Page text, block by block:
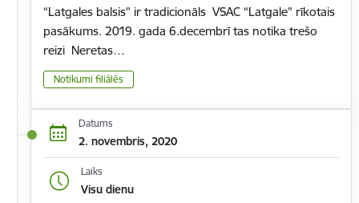
“Latgales balsis” ir tradicionāls VSAC “Latgale” rīkotais
pasākums. 2019. gada 6.decembrī tas notika trešo
reizi Neretas…
Notikumi filiālēs
Datums
2. novembris, 2020
Laiks
Visu dienu